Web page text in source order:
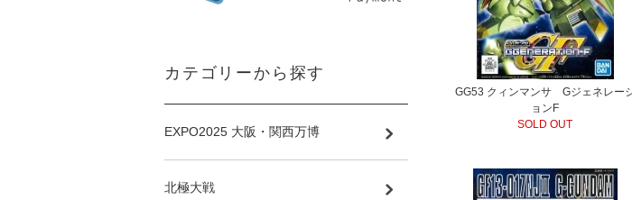
GG53 クィンマンサ Gジェネレー
ョンF
SOLD OUT
カテゴリーから探す
EXPO2025 大阪・関西万博
北極大戦